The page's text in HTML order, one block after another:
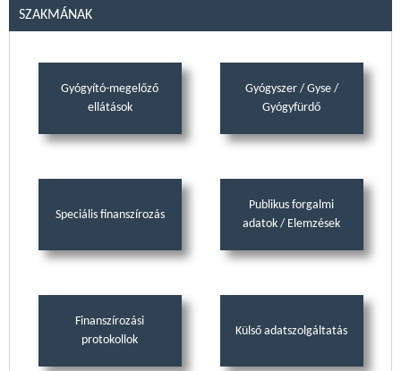
SZAKMÁNAK
Gyógyító-megelőző
ellátások
Gyógyszer / Gyse /
Gyógyfürdő
Speciális finanszírozás
Publikus forgalmi
adatok / Elemzések
Finanszírozási
protokollok
Külső adatszolgáltatás